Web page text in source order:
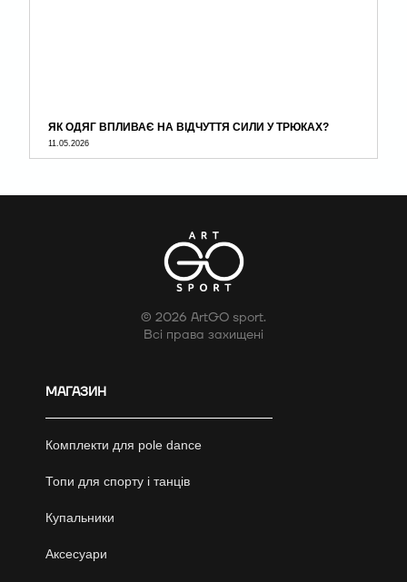
ЯК ОДЯГ ВПЛИВАЄ НА ВІДЧУТТЯ СИЛИ У ТРЮКАХ?
11.05.2026
© 2026 ArtGO sport.
Всі права захищені
МАГАЗИН
Комплекти для pole dance
Топи для спорту і танців
Купальники
Аксесуари